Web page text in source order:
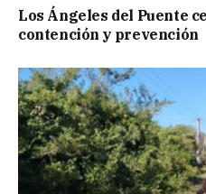
Los Ángeles del Puente
contención y prevención